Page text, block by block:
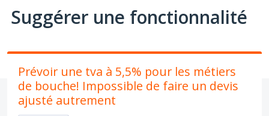
Suggérer une fonctionnalité
Prévoir une tva à 5,5% pour les métiers
de bouche! Impossible de faire un devis
ajusté autrement